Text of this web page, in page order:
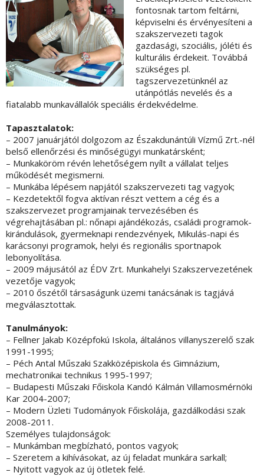
fontosnak tartom feltárni,
képviselni és érvényesíteni a
szakszervezeti tagok
gazdasági, szociális, jóléti és
kulturális érdekeit. Továbbá
szükséges pl.
tagszervezetünknél az
utánpótlás nevelés és a
fiatalabb munkavállalók speciális érdekvédelme.
Tapasztalatok:
– 2007 januárjától dolgozom az Északdunántúli Vízmű Zrt.-nél
belső ellenőrzési és minőségügyi munkatársként;
– Munkaköröm révén lehetőségem nyílt a vállalat teljes
működését megismerni.
– Munkába lépésem napjától szakszervezeti tag vagyok;
– Kezdetektől fogva aktívan részt vettem a cég és a
szakszervezet programjainak tervezésében és
végrehajtásában pl.: nőnapi ajándékozás, családi programok-
kirándulások, gyermeknapi rendezvények, Mikulás-napi és
karácsonyi programok, helyi és regionális sportnapok
lebonyolítása.
– 2009 májusától az ÉDV Zrt. Munkahelyi Szakszervezetének
vezetője vagyok;
– 2010 őszétől társaságunk üzemi tanácsának is tagjává
megválasztottak.
Tanulmányok:
– Fellner Jakab Középfokú Iskola, általános villanyszerelő szak
1991-1995;
– Péch Antal Műszaki Szakközépiskola és Gimnázium,
mechatronikai technikus 1995-1997;
– Budapesti Műszaki Főiskola Kandó Kálmán Villamosmérnöki
Kar 2004-2007;
– Modern Üzleti Tudományok Főiskolája, gazdálkodási szak
2008-2011.
Személyes tulajdonságok:
– Munkámban megbízható, pontos vagyok;
– Szeretem a kihívásokat, az új feladat munkára sarkall;
– Nyitott vagyok az új ötletek felé.